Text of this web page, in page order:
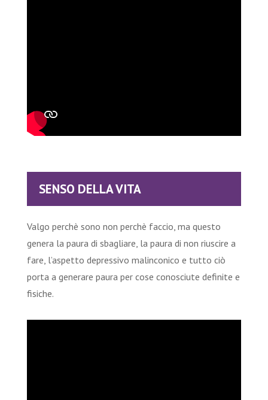
SENSO DELLA VITA
Valgo perchè sono non perchè faccio, ma questo
genera la paura di sbagliare, la paura di non riuscire a
fare, l’aspetto depressivo malinconico e tutto ciò
porta a generare paura per cose conosciute definite e
fisiche.